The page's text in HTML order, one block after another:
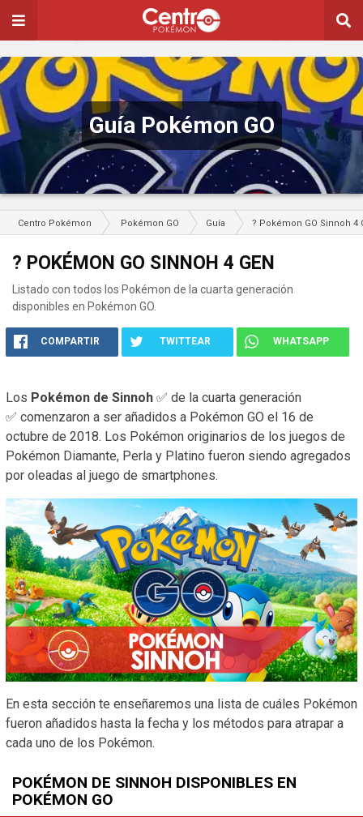
Guía Pokémon GO
Centro Pokémon Pokémon GO Guía ? Pokémon GO Sinnoh 4
? POKÉMON GO SINNOH 4 GEN
Listado con todos los Pokémon de la cuarta generación
disponibles en Pokémon GO.
COMPARTIR TWITTEAR WHATSAPP
Los Pokémon de Sinnoh ✅ de la cuarta generación
✅ comenzaron a ser añadidos a Pokémon GO el 16 de
octubre de 2018. Los Pokémon originarios de los juegos de
Pokémon Diamante, Perla y Platino fueron siendo agregados
por oleadas al juego de smartphones.
En esta sección te enseñaremos una lista de cuáles Pokémon
fueron añadidos hasta la fecha y los métodos para atrapar a
cada uno de los Pokémon.
POKÉMON DE SINNOH DISPONIBLES EN
POKÉMON GO